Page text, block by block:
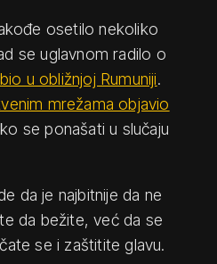
osetilo nekoliko
se uglavnom radilo o
u obližnjoj Rumuniji.
mrežama objavio
se ponašati u slučaju
da je najbitnije da ne
da bežite, već da se
se i zaštitite glavu.